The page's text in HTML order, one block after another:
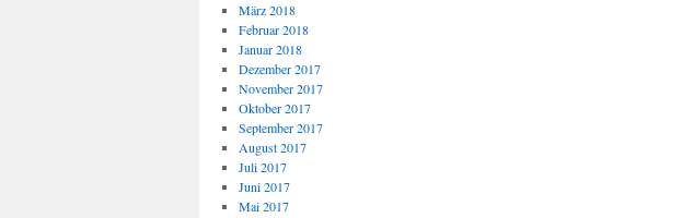
März 2018
Februar 2018
Januar 2018
Dezember 2017
November 2017
Oktober 2017
September 2017
August 2017
Juli 2017
Juni 2017
Mai 2017